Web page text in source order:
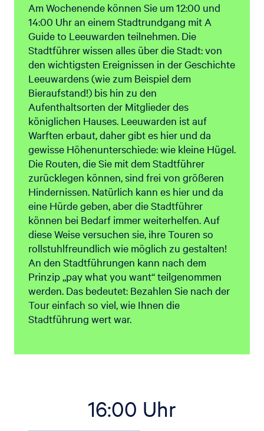
Am Wochenende können Sie um 12:00 und
14:00 Uhr an einem Stadtrundgang mit A
Guide to Leeuwarden teilnehmen. Die
Stadtführer wissen alles über die Stadt: von
den wichtigsten Ereignissen in der Geschichte
Leeuwardens (wie zum Beispiel dem
Bieraufstand!) bis hin zu den
Aufenthaltsorten der Mitglieder des
königlichen Hauses. Leeuwarden ist auf
Warften erbaut, daher gibt es hier und da
gewisse Höhenunterschiede: wie kleine Hügel.
Die Routen, die Sie mit dem Stadtführer
zurücklegen können, sind frei von größeren
Hindernissen. Natürlich kann es hier und da
eine Hürde geben, aber die Stadtführer
können bei Bedarf immer weiterhelfen. Auf
diese Weise versuchen sie, ihre Touren so
rollstuhlfreundlich wie möglich zu gestalten!
An den Stadtführungen kann nach dem
Prinzip „pay what you want“ teilgenommen
werden. Das bedeutet: Bezahlen Sie nach der
Tour einfach so viel, wie Ihnen die
Stadtführung wert war.
16:00 Uhr